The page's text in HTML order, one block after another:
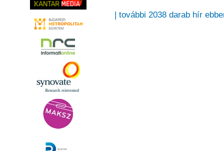
| további 2038 darab hír